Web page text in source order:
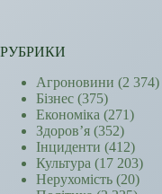
РУБРИКИ
Агроновини (2 374)
Бізнес (375)
Економіка (271)
Здоров’я (352)
Інциденти (412)
Культура (17 203)
Нерухомість (20)